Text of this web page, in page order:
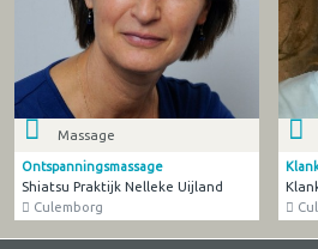
Massage
Ontspanningsmassage
Shiatsu Praktijk Nelleke Uijland
Culemborg